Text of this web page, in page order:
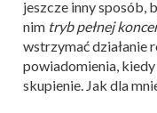
jeszcze inny sposób,
nim tryb pełnej
wstrzymać działanie
powiadomienia,
skupienie. Jak dla